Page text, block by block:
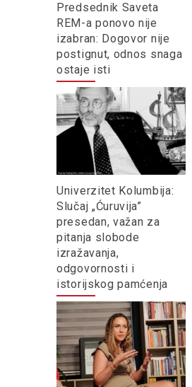
Predsednik Saveta
REM-a ponovo nije
izabran: Dogovor nije
postignut, odnos snaga
ostaje isti
Univerzitet Kolumbija:
Slučaj „Ćuruvija”
presedan, važan za
pitanja slobode
izražavanja,
odgovornosti i
istorijskog pamćenja